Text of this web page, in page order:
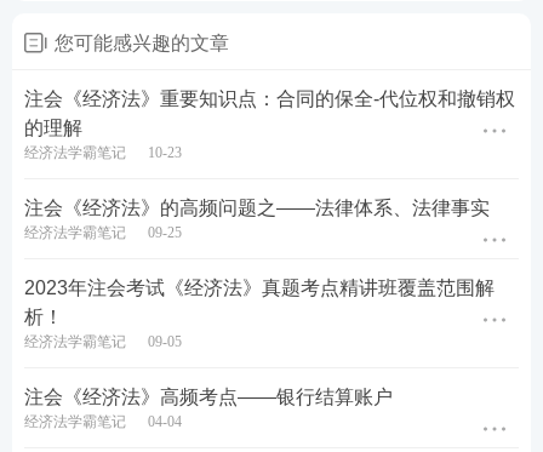
第七章 证券法律制度
公司债券的发行与交易
证券欺诈的法律责任
第八章 企业破产法律
破产申请与受理
您可能感兴趣的文章
注会《经济法》重要知识点：合同的保全-代位权和撤销权
的理解
经济法学霸笔记 10-23
注会《经济法》的高频问题之——法律体系、法律事实
经济法学霸笔记 09-25
2023年注会考试《经济法》真题考点精讲班覆盖范围解
析！
经济法学霸笔记 09-05
注会《经济法》高频考点——银行结算账户
经济法学霸笔记 04-04